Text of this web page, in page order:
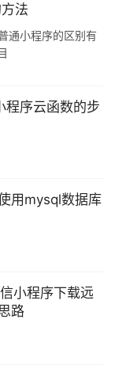
夹,如下: 由于目前
法
通小程序的区别有
用 2.2.3 或以上的
序云函数的步
用mysql数据库
小程序下载远
路